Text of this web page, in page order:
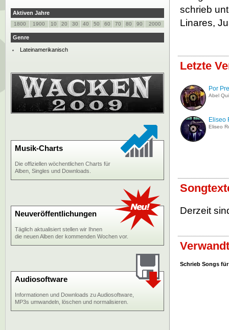
schrieb
Linares,
Letzte
Por
Abel
Eliseo
Eliseo
Derzeit
Schrieb Songs für
Aktiven Jahre
1800 1900 10 20 30 40 50 60 70 80 90 2000
Genre
Lateinamerikanisch
Musik-Charts
Die offiziellen wöchentlichen Charts für
Alben, Singles und Downloads.
Neuveröffentlichungen
Täglich aktualisiert stellen wir Ihnen
die neuen Alben der kommenden Wochen vor.
Audiosoftware
Informationen und Downloads zu Audiosoftware,
MP3s umwandeln, löschen und normalisieren.